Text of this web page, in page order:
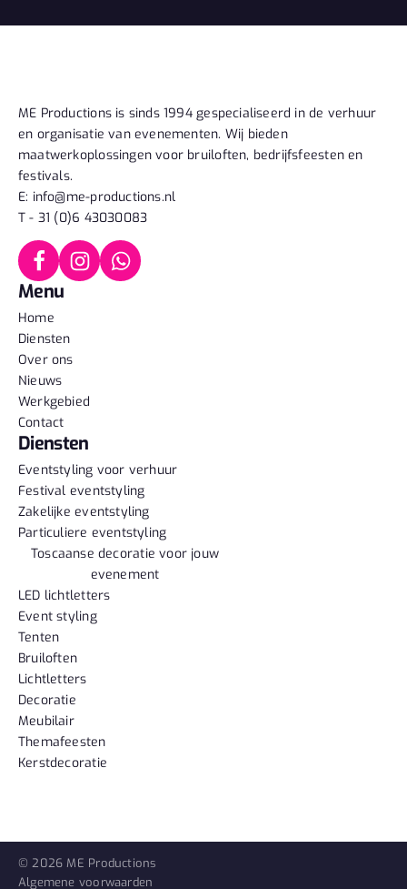
ME Productions is sinds 1994 gespecialiseerd in de verhuur
en organisatie van evenementen. Wij bieden
maatwerkoplossingen voor bruiloften, bedrijfsfeesten en
festivals.
E: info@me-productions.nl
T - 31 (0)6 43030083
Menu
Home
Diensten
Over ons
Nieuws
Werkgebied
Contact
Diensten
Eventstyling voor verhuur
Festival eventstyling
Zakelijke eventstyling
Particuliere eventstyling
Toscaanse decoratie voor jouw
evenement
LED lichtletters
Event styling
Tenten
Bruiloften
Lichtletters
Decoratie
Meubilair
Themafeesten
Kerstdecoratie
© 2026 ME Productions
Algemene voorwaarden